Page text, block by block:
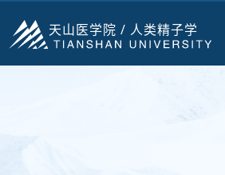
天山医学院 / 人类精子学